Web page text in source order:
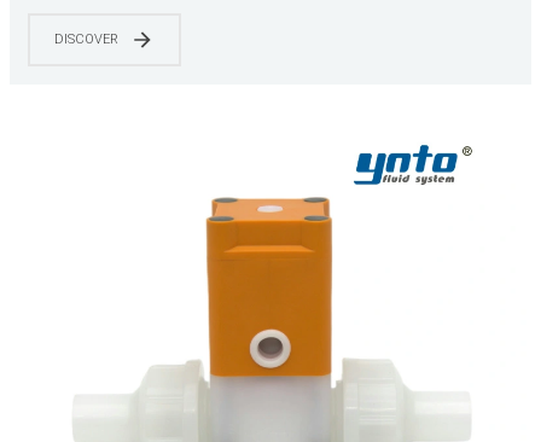
Treatment & Chemical Processing Systems
DISCOVER